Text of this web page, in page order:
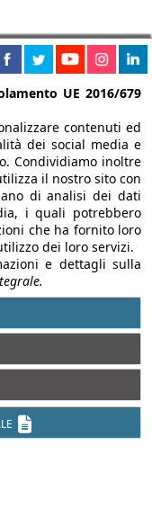
UE 2016/679
contenuti ed
dei social media e
Condividiamo inoltre
il nostro sito con
di analisi dei dati
i quali potrebbero
che ha fornito loro
dei loro servizi.
e dettagli sulla